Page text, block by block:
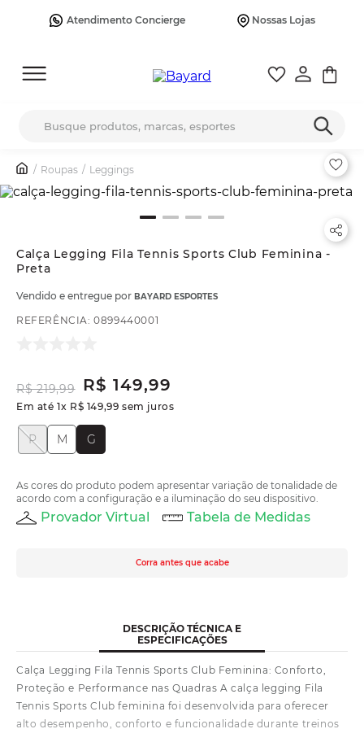
Atendimento Concierge Nossas Lojas
Roupas Leggings
Calça Legging Fila Tennis Sports Club Feminina -
Preta
Vendido e entregue por BAYARD ESPORTES
REFERÊNCIA:0899440001
R$ 219,99 R$ 149,99
Em até1x R$ 149,99 sem juros
G
M
P
As cores do produto podem apresentar variação de tonalidade de
acordo com a configuração e a iluminação do seu dispositivo.
Provador Virtual Tabela de Medidas
Corra antes que acabe
DESCRIÇÃO TÉCNICA E
ESPECIFICAÇÕES
Calça Legging Fila Tennis Sports Club Feminina: Conforto,
Proteção e Performance nas Quadras A calça legging Fila
Tennis Sports Club feminina foi desenvolvida para oferecer
alto desempenho, conforto e funcionalidade durante treinos